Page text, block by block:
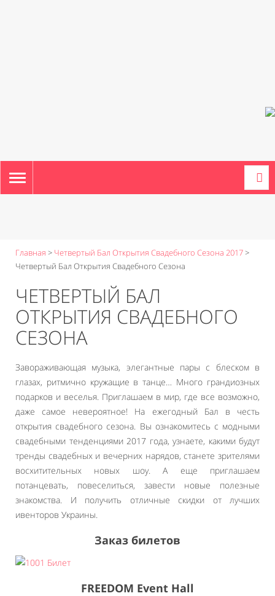
TOGGLE
NAVIGATION
Главная > Четвертый Бал Открытия Свадебного Сезона 2017>
Четвертый Бал Открытия Свадебного Сезона
ЧЕТВЕРТЫЙ БАЛ
ОТКРЫТИЯ СВАДЕБНОГО
СЕЗОНА
Завораживающая музыка, элегантные пары с блеском в
глазах, ритмично кружащие в танце… Много грандиозных
подарков и веселья. Приглашаем в мир, где все возможно,
даже самое невероятное! На ежегодный Бал в честь
открытия свадебного сезона. Вы ознакомитесь с модными
свадебными тенденциями 2017 года, узнаете, какими будут
тренды свадебных и вечерних нарядов, станете зрителями
восхитительных новых шоу. А еще приглашаем
потанцевать, повеселиться, завести новые полезные
знакомства. И получить отличные скидки от лучших
ивенторов Украины.
Заказ билетов
FREEDOM Event Hall